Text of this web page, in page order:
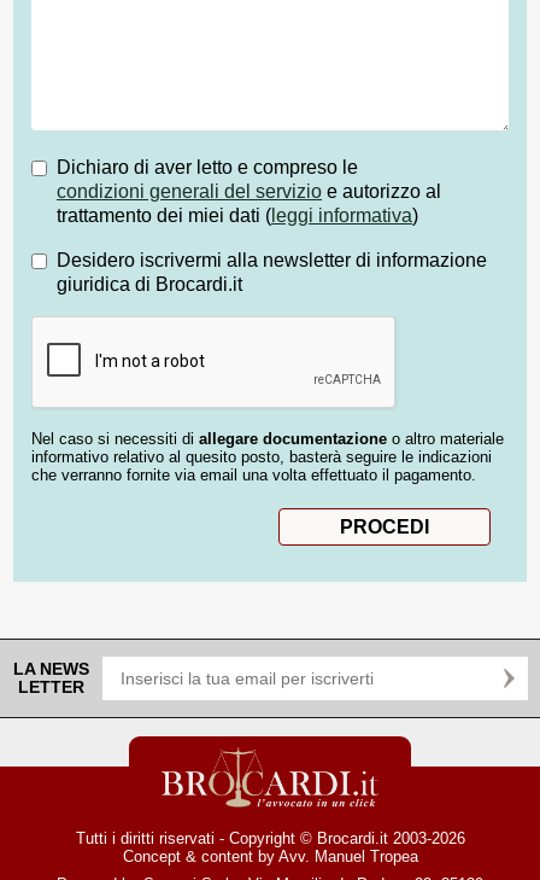
Dichiaro di aver letto e compreso le
condizioni generali del servizio e autorizzo al
trattamento dei miei dati ( leggi informativa)
Desidero iscrivermi alla newsletter di informazione
giuridica di Brocardi.it
Nel caso si necessiti di allegare documentazione o altro materiale
informativo relativo al quesito posto, basterà seguire le indicazioni
che verranno fornite via email una volta effettuato il pagamento.
LA NEWS
LETTER
Tutti i diritti riservati - Copyright © Brocardi.it 2003-2026
Concept & content by Avv. Manuel Tropea